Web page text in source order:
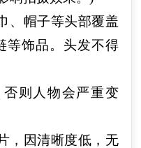
、帽子等头部覆盖
等饰品。头发不得
则人物会严重变
，因清晰度低，无